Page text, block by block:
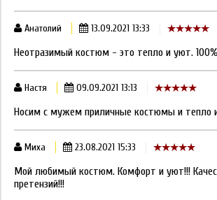
Анатолий 13.09.2021 13:33
Неотразимый костюм - это тепло и уют.
Настя 09.09.2021 13:13
Носим с мужем приличные костюмы и тепло
Миха 23.08.2021 15:33
Мой любимый костюм. Комфорт и уют!!!
претензий!!!